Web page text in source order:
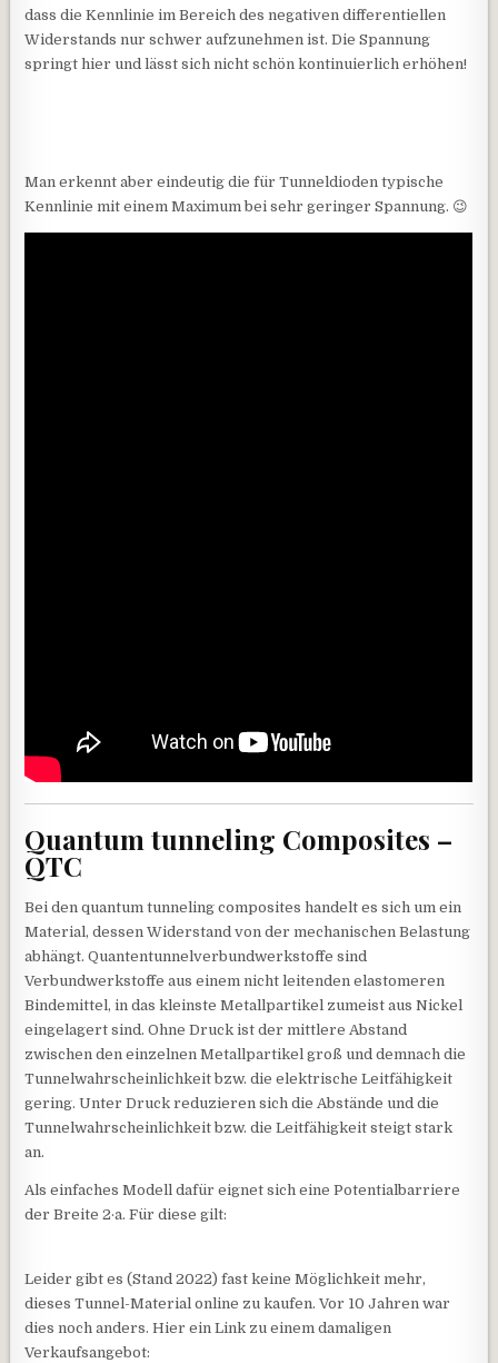
dass die Kennlinie im Bereich des negativen differentiellen
Widerstands nur schwer aufzunehmen ist. Die Spannung
springt hier und lässt sich nicht schön kontinuierlich erhöhen!
Man erkennt aber eindeutig die für Tunneldioden typische
Kennlinie mit einem Maximum bei sehr geringer Spannung. 😉
Quantum tunneling Composites –
QTC
Bei den quantum tunneling composites handelt es sich um ein
Material, dessen Widerstand von der mechanischen Belastung
abhängt.Quantentunnelverbundwerkstoffe sind
Verbundwerkstoffe aus einem nicht leitenden elastomeren
Bindemittel, in das kleinste Metallpartikel zumeist aus Nickel
eingelagert sind. Ohne Druck ist der mittlere Abstand
zwischen den einzelnen Metallpartikel groß und demnach die
Tunnelwahrscheinlichkeit bzw. die elektrische Leitfähigkeit
gering. Unter Druck reduzieren sich die Abstände und die
Tunnelwahrscheinlichkeit bzw. die Leitfähigkeit steigt stark
an.
Als einfaches Modell dafür eignet sich eine Potentialbarriere
der Breite 2·a. Für diese gilt:
Leider gibt es (Stand 2022) fast keine Möglichkeit mehr,
dieses Tunnel-Material online zu kaufen. Vor 10 Jahren war
dies noch anders. Hier ein Link zu einem damaligen
Verkaufsangebot: